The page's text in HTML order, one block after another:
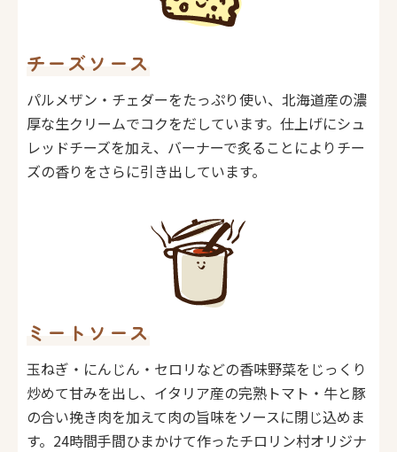
チーズソース
パルメザン・チェダーをたっぷり使い、北海道産の濃
厚な生クリームでコクをだしています。仕上げにシュ
レッドチーズを加え、バーナーで炙ることによりチー
ズの香りをさらに引き出しています。
ミートソース
玉ねぎ・にんじん・セロリなどの香味野菜をじっくり
炒めて甘みを出し、イタリア産の完熟トマト・牛と豚
の合い挽き肉を加えて肉の旨味をソースに閉じ込めま
す。24時間手間ひまかけて作ったチロリン村オリジナ